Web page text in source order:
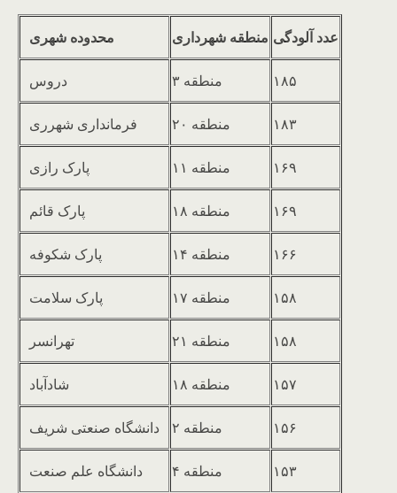
محدوده شهری منطقه شهرداری عدد آلودگی
دروس منطقه ۳ ۱۸۵
فرمانداری شهرری منطقه ۲۰ ۱۸۳
پارک رازی منطقه ۱۱ ۱۶۹
پارک قائم منطقه ۱۸ ۱۶۹
پارک شکوفه منطقه ۱۴ ۱۶۶
پارک سلامت منطقه ۱۷ ۱۵۸
تهرانسر منطقه ۲۱ ۱۵۸
شادآباد منطقه ۱۸ ۱۵۷
دانشگاه صنعتی شریف منطقه ۲ ۱۵۶
دانشگاه علم صنعت منطقه ۴ ۱۵۳